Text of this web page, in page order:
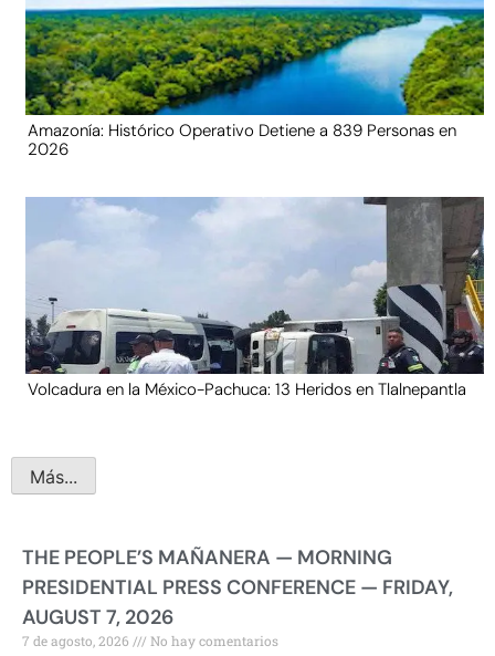
Amazonía: Histórico Operativo Detiene a 839 Personas en
2026
Volcadura en la México-Pachuca: 13 Heridos en Tlalnepantla
Más...
THE PEOPLE’S MAÑANERA — MORNING
PRESIDENTIAL PRESS CONFERENCE — FRIDAY,
AUGUST 7, 2026
7 de agosto, 2026 No hay comentarios